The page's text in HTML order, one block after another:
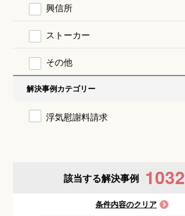
興信所
ストーカー
その他
解決事例カテゴリー
浮気慰謝料請求
該当する解決事例 1032
条件内容のクリア